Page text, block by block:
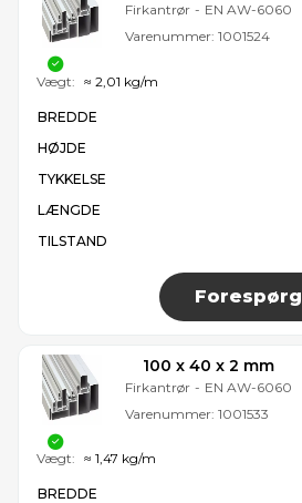
Firkantrør - EN AW-6060
Varenummer: 1001524
BREDDE
HØJDE
TYKKELSE
LÆNGDE
TILSTAND
Forespørg
Vægt: ≈ 2,01 kg/m
100 x 40 x 2 mm
Firkantrør - EN AW-6060
Varenummer: 1001533
BREDDE
Vægt: ≈ 1,47 kg/m